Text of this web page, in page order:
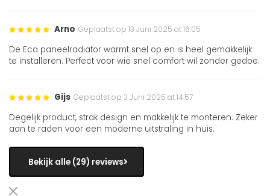
Arno Geplaatst op 13 Juni 2025 at 16:05
De Eca paneelradiator warmt snel op en is heel gemakkelijk
te installeren. Perfect voor wie snel comfort wil zonder gedoe.
Gijs Geplaatst op 3 Juni 2025 at 14:57
Degelijk product, strak design en makkelijk te monteren. Zeker
aan te raden voor een moderne uitstraling in huis.
Bekijk alle (29) reviews